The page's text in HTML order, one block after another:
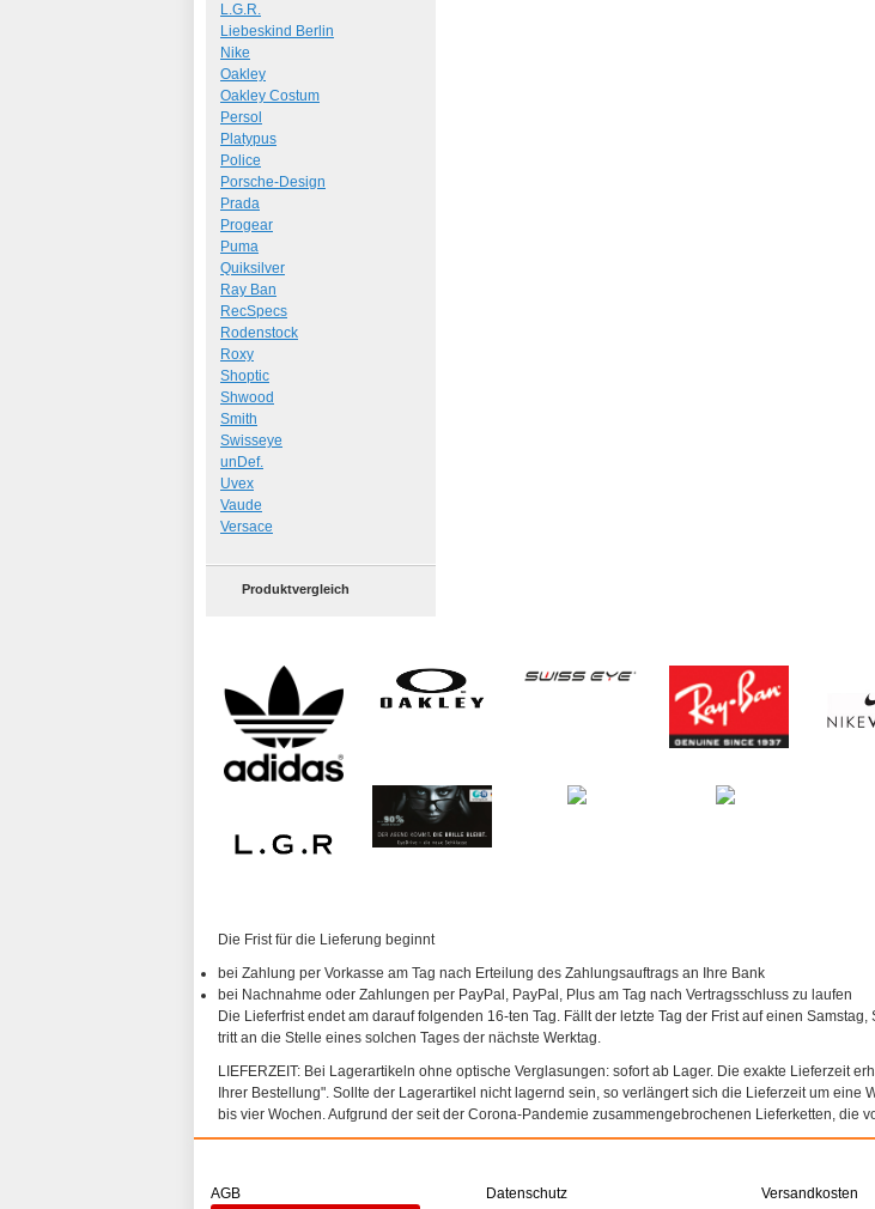
L.G.R.
Liebeskind Berlin
Nike
Oakley
Oakley Costum
Persol
Platypus
Police
Porsche-Design
Prada
Progear
Puma
Quiksilver
Ray Ban
RecSpecs
Rodenstock
Roxy
Shoptic
Shwood
Smith
Swisseye
unDef.
Uvex
Vaude
Versace
Produktvergleich
Die Frist für die Lieferung beginnt
bei Zahlung per Vorkasse am Tag nach Erteilung des Zahlungsauftrags an Ihre Bank
bei Nachnahme oder Zahlungen per PayPal, PayPal, Plus am Tag nach Vertragsschluss zu laufen
Die Lieferfrist endet am darauf folgenden 16-ten Tag. Fällt der letzte Tag der Frist auf einen
tritt an die Stelle eines solchen Tages der nächste Werktag.
LIEFERZEIT: Bei Lagerartikeln ohne optische Verglasungen: sofort ab Lager. Die exakte Lieferzeit
Ihrer Bestellung". Sollte der Lagerartikel nicht lagernd sein, so verlängert sich die Lieferzeit um
bis vier Wochen. Aufgrund der seit der Corona-Pandemie zusammengebrochenen Lieferketten, die
AGB
Datenschutz
Versandkosten